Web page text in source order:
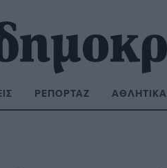
ΡΕΠΟΡΤΆΖ ΑΘΛΗΤΙΚΆ